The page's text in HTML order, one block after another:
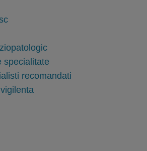
specialitate
recomandati